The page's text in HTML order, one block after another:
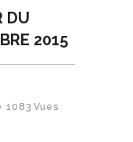
DU
2015
1083 Vues